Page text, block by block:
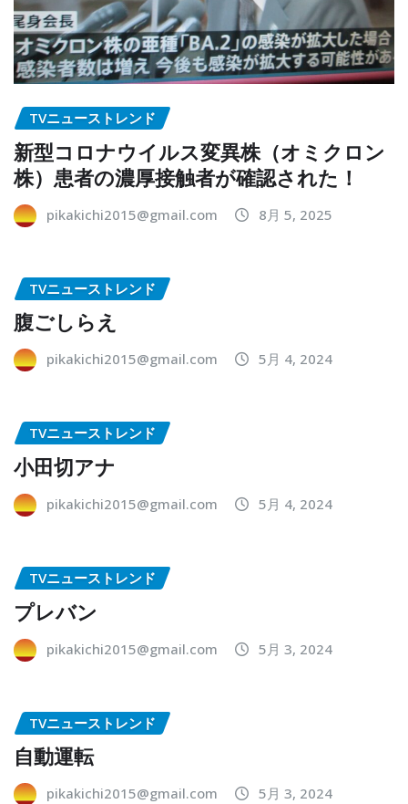
TVニューストレンド
新型コロナウイルス変異株（オミクロン
株）患者の濃厚接触者が確認された！
pikakichi2015@gmail.com 8月 5, 2025
TVニューストレンド
腹ごしらえ
pikakichi2015@gmail.com 5月 4, 2024
TVニューストレンド
小田切アナ
pikakichi2015@gmail.com 5月 4, 2024
TVニューストレンド
プレバン
pikakichi2015@gmail.com 5月 3, 2024
TVニューストレンド
自動運転
pikakichi2015@gmail.com 5月 3, 2024